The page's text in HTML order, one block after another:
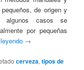
de origen y
algunos casos se
por pequeñas
→
cerveza,tipos de